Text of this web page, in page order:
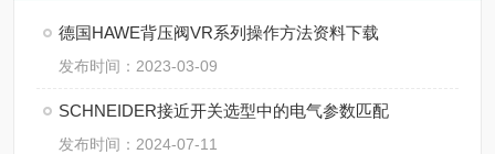
德国HAWE背压阀VR系列操作方法资料下载
发布时间：2023-03-09
SCHNEIDER接近开关选型中的电气参数匹配
发布时间：2024-07-11